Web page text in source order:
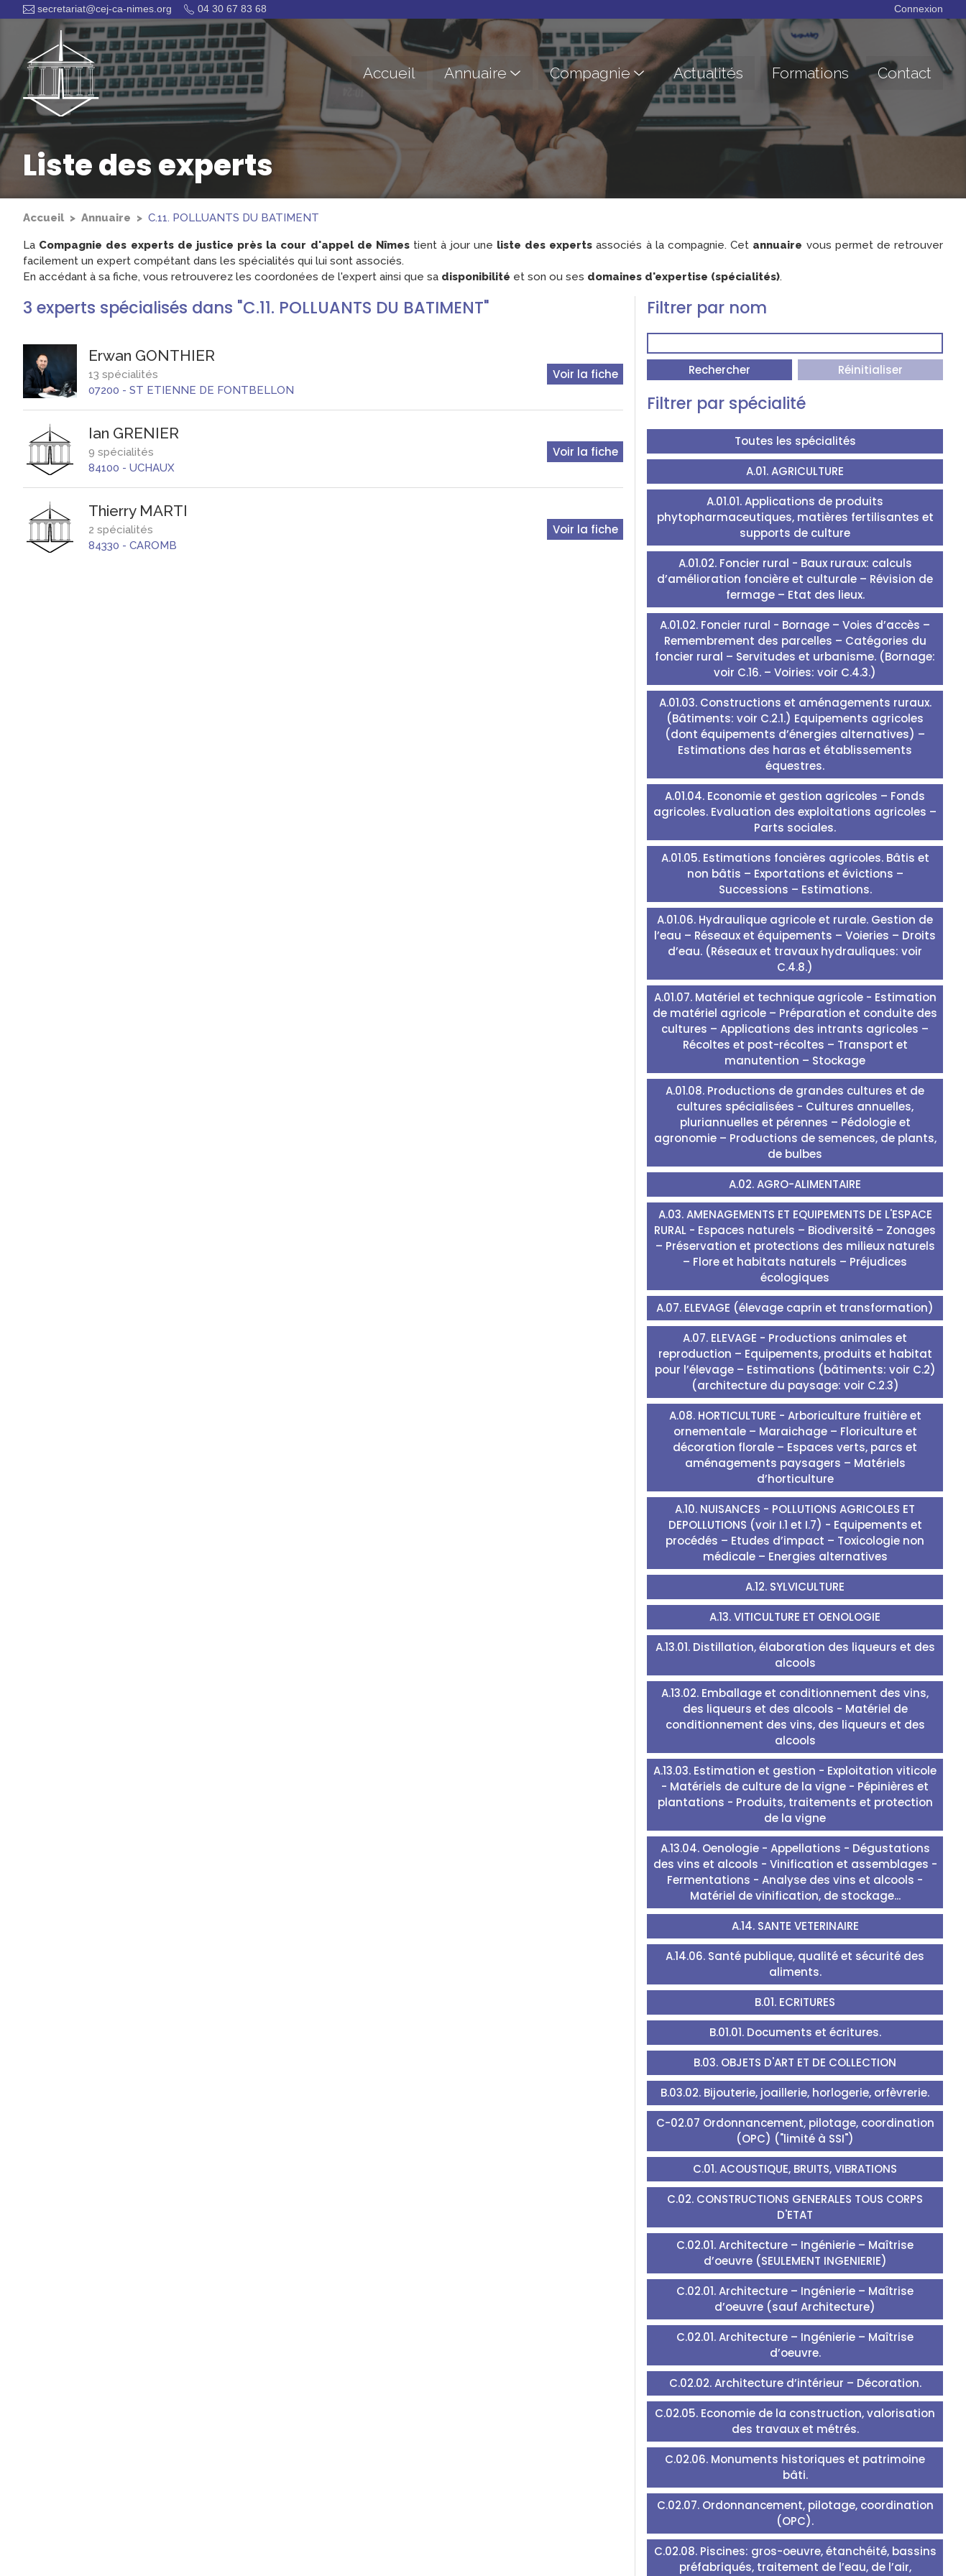
secretariat@cej-ca-nimes.org 04 30 67 83 68 Connexion
Accueil Annuaire Compagnie Actualités Formations Contact
Liste des experts
Accueil Annuaire C.11. POLLUANTS DU BATIMENT
La Compagnie des experts de justice près la cour d'appel de Nîmestient à jour une liste des experts associés à la compagnie. Cet annuaire vous permet de retrouver
facilement un expert compétant dans les spécialités qui lui sont associés.
En accédant à sa fiche, vous retrouverez les coordonées de l'expert ainsi que sa disponibilité et son ou ses domaines d'expertise (spécialités).
3 experts spécialisés dans "C.11. POLLUANTS DU BATIMENT"
Erwan GONTHIER
13 spécialités
07200 - ST ETIENNE DE FONTBELLON
Voir la fiche
Ian GRENIER
9 spécialités
84100 - UCHAUX
Voir la fiche
Thierry MARTI
2 spécialités
84330 - CAROMB
Voir la fiche
Filtrer par nom
Rechercher Réinitialiser
Filtrer par spécialité
Toutes les spécialités
A.01. AGRICULTURE
A.01.01. Applications de produits
phytopharmaceutiques, matières fertilisantes et
supports de culture
A.01.02. Foncier rural - Baux ruraux: calculs
d’amélioration foncière et culturale – Révision de
fermage – Etat des lieux.
A.01.02. Foncier rural - Bornage – Voies d’accès –
Remembrement des parcelles – Catégories du
foncier rural – Servitudes et urbanisme. (Bornage:
voir C.16. – Voiries: voir C.4.3.)
A.01.03. Constructions et aménagements ruraux.
(Bâtiments: voir C.2.1.) Equipements agricoles
(dont équipements d’énergies alternatives) –
Estimations des haras et établissements
équestres.
A.01.04. Economie et gestion agricoles – Fonds
agricoles. Evaluation des exploitations agricoles –
Parts sociales.
A.01.05. Estimations foncières agricoles. Bâtis et
non bâtis – Exportations et évictions –
Successions – Estimations.
A.01.06. Hydraulique agricole et rurale. Gestion de
l’eau – Réseaux et équipements – Voieries – Droits
d’eau. (Réseaux et travaux hydrauliques: voir
C.4.8.)
A.01.07. Matériel et technique agricole - Estimation
de matériel agricole – Préparation et conduite des
cultures – Applications des intrants agricoles –
Récoltes et post-récoltes – Transport et
manutention – Stockage
A.01.08. Productions de grandes cultures et de
cultures spécialisées - Cultures annuelles,
pluriannuelles et pérennes – Pédologie et
agronomie – Productions de semences, de plants,
de bulbes
A.02. AGRO-ALIMENTAIRE
A.03. AMENAGEMENTS ET EQUIPEMENTS DE L'ESPACE
RURAL - Espaces naturels – Biodiversité – Zonages
– Préservation et protections des milieux naturels
– Flore et habitats naturels – Préjudices
écologiques
A.07. ELEVAGE (élevage caprin et transformation)
A.07. ELEVAGE - Productions animales et
reproduction – Equipements, produits et habitat
pour l’élevage – Estimations (bâtiments: voir C.2)
(architecture du paysage: voir C.2.3)
A.08. HORTICULTURE - Arboriculture fruitière et
ornementale – Maraichage – Floriculture et
décoration florale – Espaces verts, parcs et
aménagements paysagers – Matériels
d’horticulture
A.10. NUISANCES - POLLUTIONS AGRICOLES ET
DEPOLLUTIONS (voir I.1 et I.7) - Equipements et
procédés – Etudes d’impact – Toxicologie non
médicale – Energies alternatives
A.12. SYLVICULTURE
A.13. VITICULTURE ET OENOLOGIE
A.13.01. Distillation, élaboration des liqueurs et des
alcools
A.13.02. Emballage et conditionnement des vins,
des liqueurs et des alcools - Matériel de
conditionnement des vins, des liqueurs et des
alcools
A.13.03. Estimation et gestion - Exploitation viticole
- Matériels de culture de la vigne - Pépinières et
plantations - Produits, traitements et protection
de la vigne
A.13.04. Oenologie - Appellations - Dégustations
des vins et alcools - Vinification et assemblages -
Fermentations - Analyse des vins et alcools -
Matériel de vinification, de stockage...
A.14. SANTE VETERINAIRE
A.14.06. Santé publique, qualité et sécurité des
aliments.
B.01. ECRITURES
B.01.01. Documents et écritures.
B.03. OBJETS D'ART ET DE COLLECTION
B.03.02. Bijouterie, joaillerie, horlogerie, orfèvrerie.
C-02.07 Ordonnancement, pilotage, coordination
(OPC) ("limité à SSI")
C.01. ACOUSTIQUE, BRUITS, VIBRATIONS
C.02. CONSTRUCTIONS GENERALES TOUS CORPS
D'ETAT
C.02.01. Architecture – Ingénierie – Maîtrise
d’oeuvre (SEULEMENT INGENIERIE)
C.02.01. Architecture – Ingénierie – Maîtrise
d’oeuvre (sauf Architecture)
C.02.01. Architecture – Ingénierie – Maîtrise
d’oeuvre.
C.02.02. Architecture d’intérieur – Décoration.
C.02.05. Economie de la construction, valorisation
des travaux et métrés.
C.02.06. Monuments historiques et patrimoine
bâti.
C.02.07. Ordonnancement, pilotage, coordination
(OPC).
C.02.08. Piscines: gros-oeuvre, étanchéité, bassins
préfabriqués, traitement de l’eau, de l’air,